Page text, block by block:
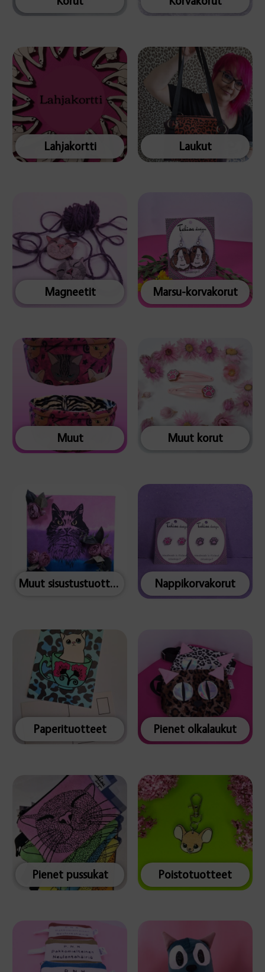
Lahjakortti Laukut
Magneetit Marsu-korvakorut
Muut Muut korut
Muut sisustustuotteet Nappikorvakorut
Paperituotteet Pienet olkalaukut
Pienet pussukat Poistotuotteet